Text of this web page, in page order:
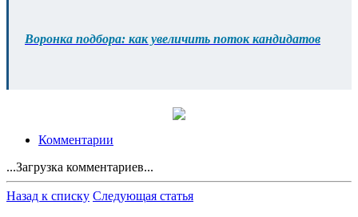
Воронка подбора: как увеличить поток кандидатов
Комментарии
...Загрузка комментариев...
Назад к списку Следующая статья